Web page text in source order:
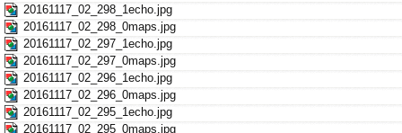
20161117_02_298_1echo.jpg
20161117_02_298_0maps.jpg
20161117_02_297_1echo.jpg
20161117_02_297_0maps.jpg
20161117_02_296_1echo.jpg
20161117_02_296_0maps.jpg
20161117_02_295_1echo.jpg
20161117_02_295_0maps.jpg